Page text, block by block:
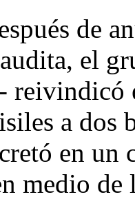
de
el
reivindicó
a dos
en
medio